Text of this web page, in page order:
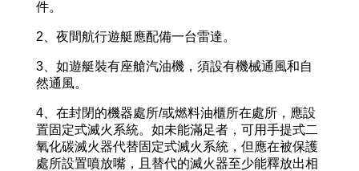
件。
2、夜間航行遊艇應配備一台雷達。
3、如遊艇裝有座艙汽油機，須設有機械通風和自
然通風。
4、在封閉的機器處所/或燃料油櫃所在處所，應設
置固定式滅火系統。如未能滿足者，可用手提式二
氧化碳滅火器代替固定式滅火系統，但應在被保護
處所設置噴放嘴，且替代的滅火器至少能釋放出相